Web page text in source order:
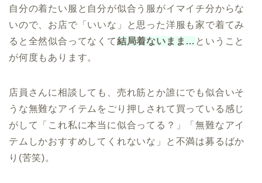
自分の着たい服と自分が似合う服がイマイチ分からな
いので、お店で「いいな」と思った洋服も家で着てみ
ると全然似合ってなくて結局着ないまま… ということ
が何度もあります。
店員さんに相談しても、売れ筋とか誰にでも似合いそ
うな無難なアイテムをごり押しされて買っている感じ
がして「これ私に本当に似合ってる？」「無難なアイ
テムしかおすすめしてくれないな」と不満は募るばか
り(苦笑)。